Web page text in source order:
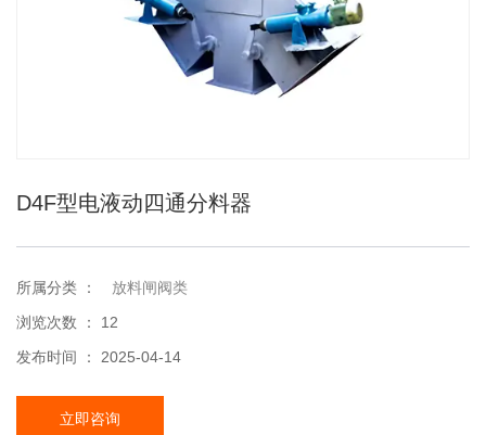
D4F型电液动四通分料器
所属分类 ：
放料闸阀类
浏览次数 ： 12
发布时间 ： 2025-04-14
立即咨询